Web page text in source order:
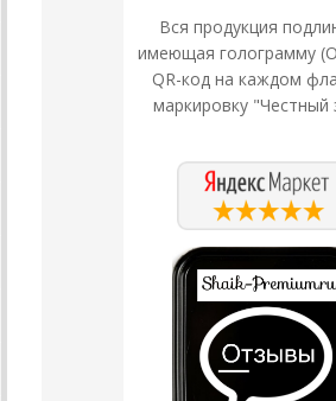
Вся продукция
имеющая голограмму
QR-код на каждом
маркировку "Честный